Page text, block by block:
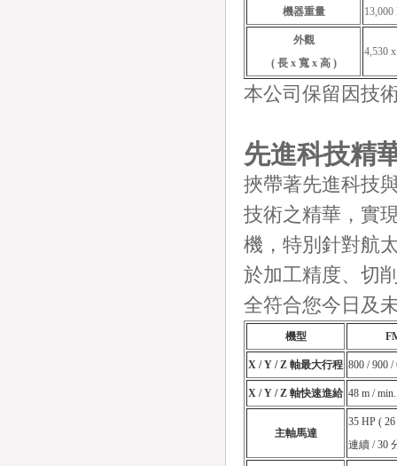
機器重量 13,000
外觀
( 長 x 寬 x 高 )
4,530
本公司保留因技
先進科技精
挾帶著先進科技
技術之精華，實
機，特別針對航
於加工精度、切
全符合您今日及
機型
X / Y / Z 軸最大行程 800 / 900 /
X / Y / Z 軸快速進給 48 m / min.
主軸馬達
35 HP (
連續 / 30